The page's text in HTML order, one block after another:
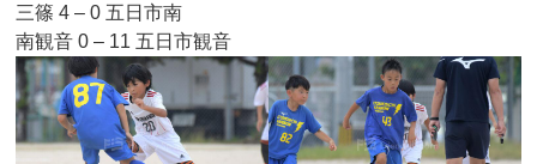
三篠 4 – 0 五日市南
南観音 0 – 11 五日市観音